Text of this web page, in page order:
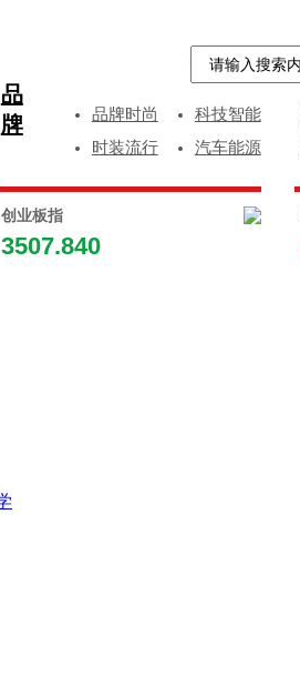
品
牌
品牌时尚
科技智能
时装流行
汽车能源
创业板指
3507.840